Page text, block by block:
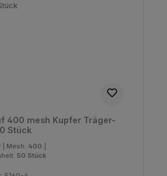
400 mesh Kupfer Träger-
Stück
Mesh: 400
50 Stück